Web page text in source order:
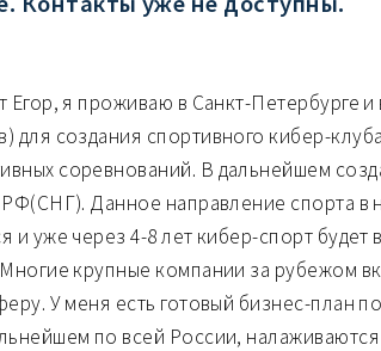
Егор, я проживаю в Санкт-Петербурге и
для создания спортивного кибер-
соревнований. В дальнейшем
Данное направление спорта в
и уже через 4-8 лет кибер-спорт будет
крупные компании за рубежом
У меня есть готовый бизнес-план
по всей России, налаживаются